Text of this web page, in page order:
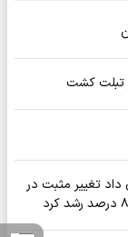
تبلت کشت
مالی ۳ ماهه نخست ۱۴۰۵ نشان داد تغییر مثبت در